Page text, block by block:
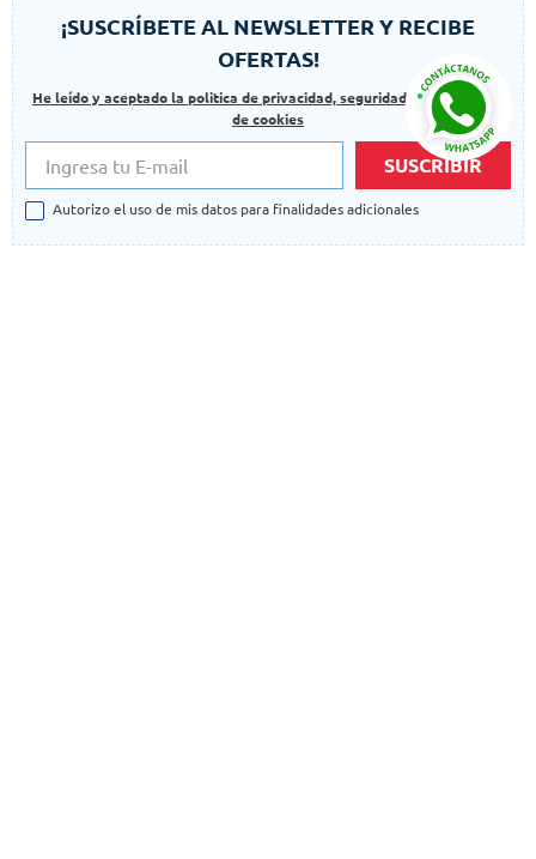
¡SUSCRÍBETE AL NEWSLETTER Y RECIBE
OFERTAS!
He leído y aceptado la politica de privacidad, seguridad y las politicas
de cookies
SUSCRIBIR
Autorizo el uso de mis datos para finalidades adicionales